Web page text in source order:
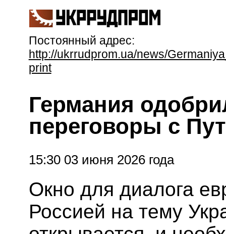
Постоянный адрес:
http://ukrrudprom.ua/news/
print
Германия
переговоры с
15:30 03 июня 2026 года
Окно для диалога
‌Россией на ‌тему